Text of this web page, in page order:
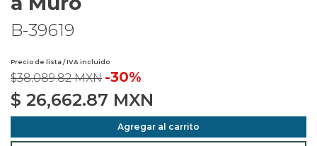
B-39619
Precio de lista / IVA incluido
$38,089.82 MXN -30%
$ 26,662.87 MXN
Agregar al carrito